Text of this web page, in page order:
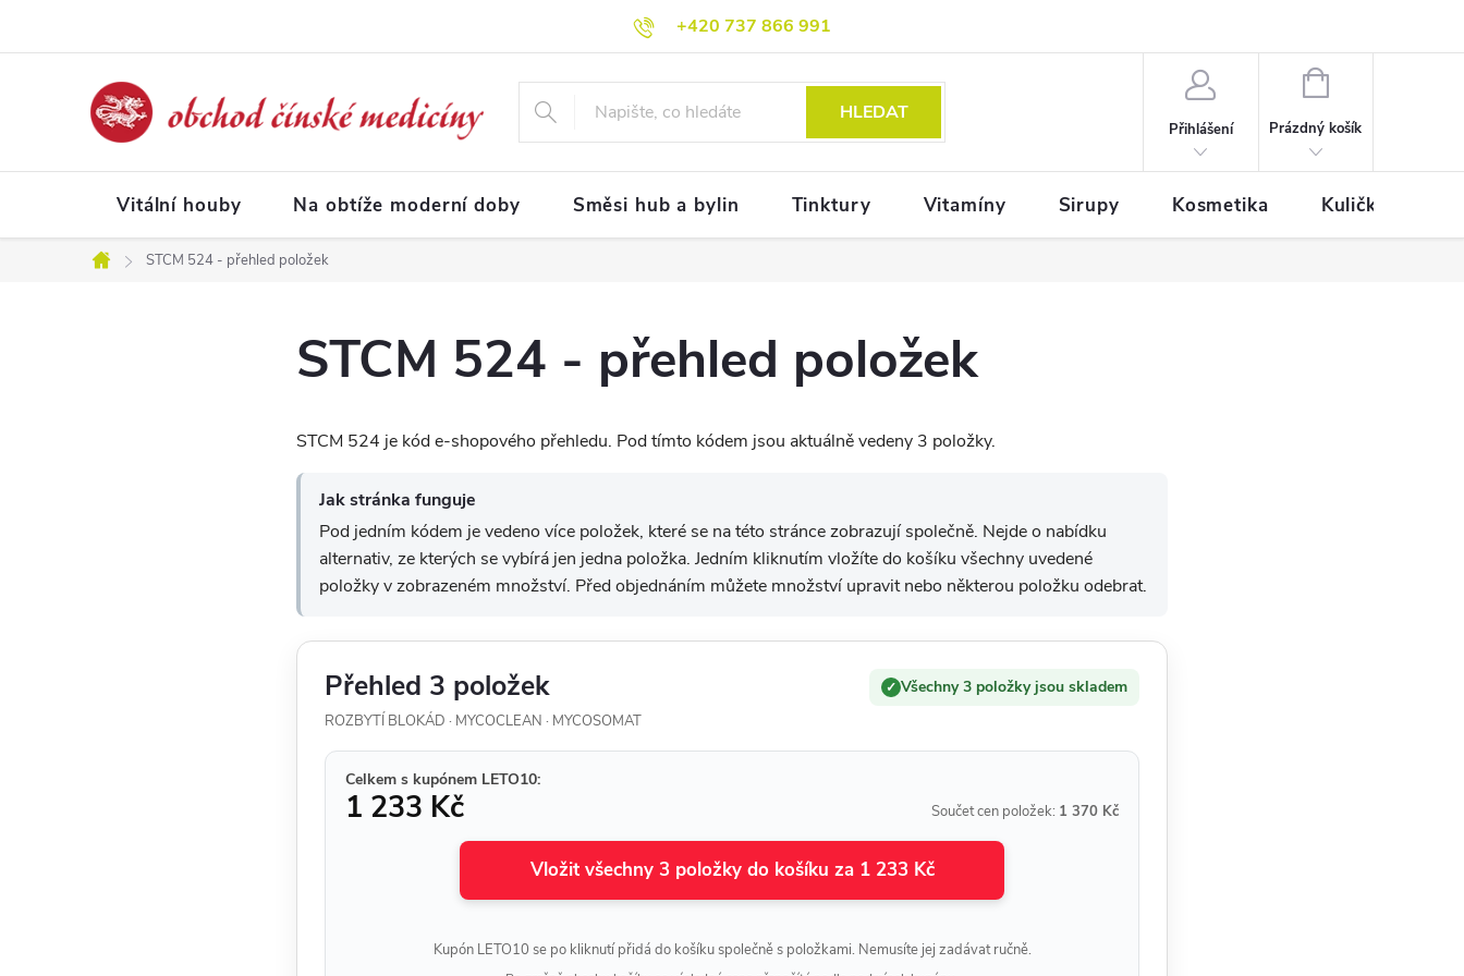
+420 737 866 991
HLEDAT
Přihlášení
NÁKUPNÍ
Prázdný košík
Vitální houby Na obtíže moderní doby Směsi hub a bylin Tinktury Vitamíny Sirupy Kosmetika Kuličky
Domů
STCM 524 - přehled položek
STCM 524 - přehled položek
STCM 524 je kód e-shopového přehledu. Pod tímto kódem jsou aktuálně vedeny 3 položky.
Jak stránka funguje
Pod jedním kódem je vedeno více položek, které se na této stránce zobrazují společně. Nejde o nabídku
alternativ, ze kterých se vybírá jen jedna položka. Jedním kliknutím vložíte do košíku všechny uvedené
položky v zobrazeném množství. Před objednáním můžete množství upravit nebo některou položku odebrat.
Přehled 3 položek
ROZBYTÍ BLOKÁD · MYCOCLEAN · MYCOSOMAT
✓ Všechny 3 položky jsou skladem
Celkem s kupónem LETO10:
1 233 Kč Součet cen položek: 1 370 Kč
Vložit všechny 3 položky do košíku za 1 233 Kč
Kupón LETO10 se po kliknutí přidá do košíku společně s položkami. Nemusíte jej zadávat ručně.